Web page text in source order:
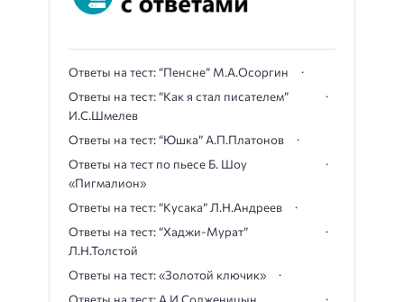
Ответы на тест: “Пенсне” М.А.Осоргин
Ответы на тест: “Как я стал писателем”
И.С.Шмелев
Ответы на тест: “Юшка” А.П.Платонов
Ответы на тест по пьесе Б. Шоу
«Пигмалион»
Ответы на тест: “Кусака” Л.Н.Андреев
Ответы на тест: “Хаджи-Мурат”
Л.Н.Толстой
Ответы на тест: «Золотой ключик»